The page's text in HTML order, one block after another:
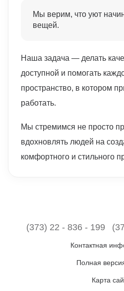
Мы верим, что уют
вещей.
Наша задача — делать
доступной и помогать
пространство, в котором
работать.
Мы стремимся не просто
вдохновлять людей на
комфортного и стильного
(373) 22 - 836 - 199
Контактная
Полная
Карта